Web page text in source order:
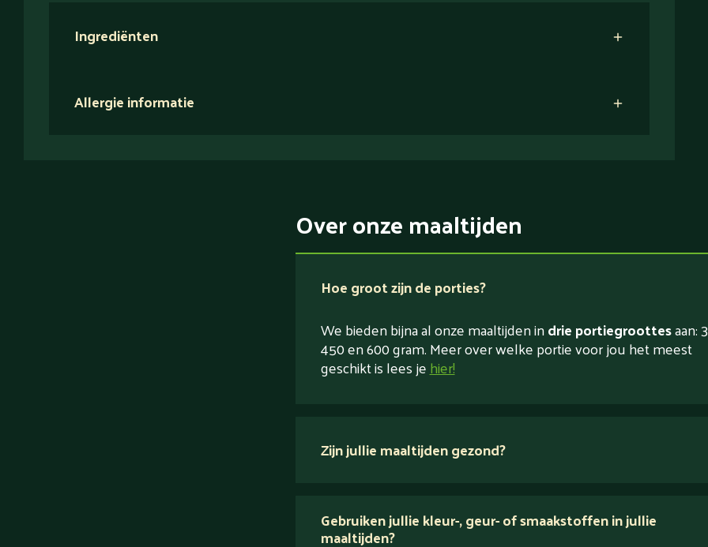
Ingrediënten
Allergie informatie
Over onze maaltijden
Hoe groot zijn de porties?
We bieden bijna al onze maaltijden indrie portiegroottesaan:
450 en 600 gram. Meer over welke portie voor jou het meest
geschikt is lees jehier!
Zijn jullie maaltijden gezond?
verse ingrediënten
Gebruiken jullie kleur-, geur- of smaakstoffen in jullie
maaltijden?